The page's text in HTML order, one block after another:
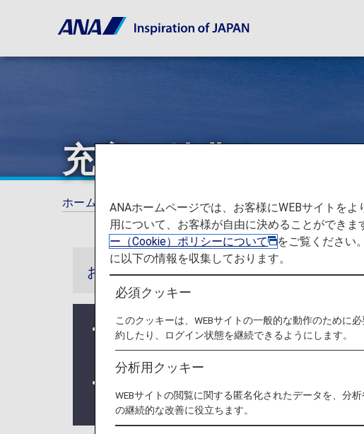
充実の特典を
ホーム ANAマイレージクラブ プレミアムメンバ
お知らせ
2028年4月よりANAスーパーフライヤーズ
詳しくはANAスーパーフライヤーズカード
了いたします。詳しくはアップグレードポイ
ANAホームページでは、お客様にWEBサイトを
用について、お客様が自由に決めることができ
ー（Cookie）ポリシーについて
をご覧ください
に以下の情報を収集しております。
必須クッキー
このクッキーは、WEBサイトの一般的な動作のために
約したり、ログイン状態を継続できるようにします。
分析用クッキー
WEBサイトの閲覧に関する匿名化されたデータを、分
の継続的な改善に役立ちます。